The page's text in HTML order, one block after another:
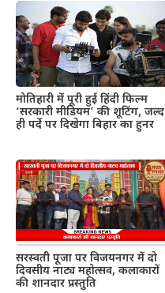
मोतिहारी में पूरी हुई हिंदी फिल्म
‘सरकारी मीडियम’ की शूटिंग, जल्द
ही पर्दे पर दिखेगा बिहार का हुनर
सरस्वती पूजा पर विजयनगर में दो
दिवसीय नाट्य महोत्सव, कलाकारों
की शानदार प्रस्तुति